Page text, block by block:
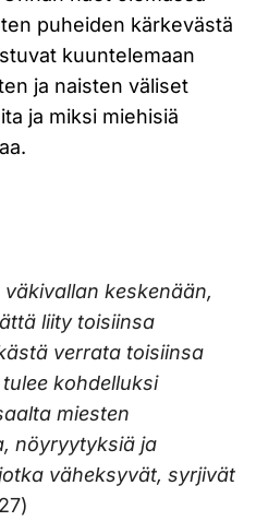
puheiden kärkevästä
kuuntelemaan
ja naisten väliset
ja miksi miehisiä
keskenään,
liity toisiinsa
verrata toisiinsa
kohdelluksi
miesten
nöyryytyksiä ja
väheksyvät, syrjivät